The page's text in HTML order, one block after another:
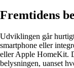
Fremtidens
Udviklingen går
smartphone eller
eller Apple HomeKit.
belysningen, uanset